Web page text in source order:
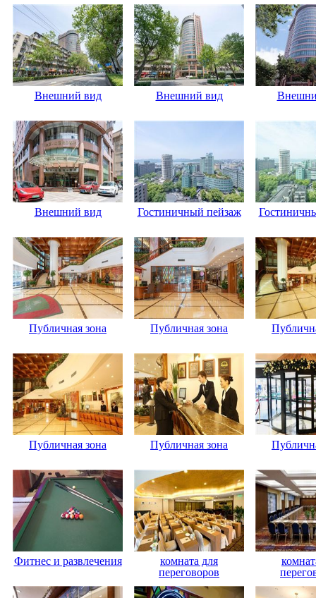
Внешний вид Внешний вид
Внешний вид Гостиничный пейзаж
Публичная зона Публичная зона
Публичная зона Публичная зона
Фитнес и развлечения
комната для
переговоров